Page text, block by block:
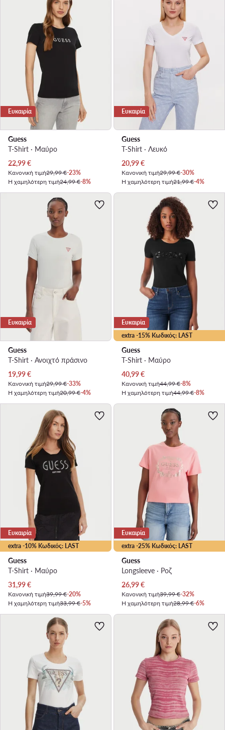
Ευκαιρία
Guess
T-Shirt · Μαύρο
Τρέχουσα τιμή
22,99€
Κανονική τιμή29,99 €-23%
Η χαμηλότερη τιμή24,99 €-8%
Ευκαιρία
Guess
T-Shirt · Λευκό
Τρέχουσα τιμή
20,99€
Κανονική τιμή29,99 €-30%
Η χαμηλότερη τιμή21,99 €-4%
Ευκαιρία
Guess
T-Shirt · Ανοιχτό πράσινο
Τρέχουσα τιμή
19,99€
Κανονική τιμή29,99 €-33%
Η χαμηλότερη τιμή20,99 €-4%
extra -15% Κωδικός: LAST
Ευκαιρία
Guess
T-Shirt · Μαύρο
Τρέχουσα τιμή
40,99€
Κανονική τιμή44,99 €-8%
Η χαμηλότερη τιμή44,99 €-8%
extra -10% Κωδικός: LAST
Ευκαιρία
Guess
T-Shirt · Μαύρο
Τρέχουσα τιμή
31,99€
Κανονική τιμή39,99 €-20%
Η χαμηλότερη τιμή33,99 €-5%
extra -25% Κωδικός: LAST
Ευκαιρία
Guess
Longsleeve · Ροζ
Τρέχουσα τιμή
26,99€
Κανονική τιμή39,99 €-32%
Η χαμηλότερη τιμή28,99 €-6%